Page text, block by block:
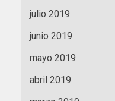
julio 2019
junio 2019
mayo 2019
abril 2019